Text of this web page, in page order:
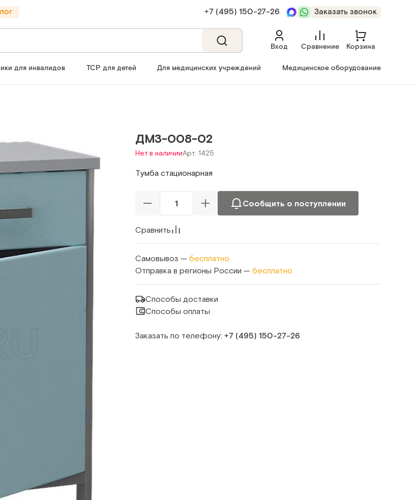
+7 (495) 150‑27‑26 Заказать звонок
Вход Сравнение Корзина
для инвалидов ТСР для детей Для медицинских учреждений Медицинское оборудование
ДМ3-008-02
Нет в наличииАрт. 1425
Тумба стационарная
Сообщить о поступлении
Сравнить
Самовывоз — бесплатно
Отправка в регионы России — бесплатно
Способы доставки
Способы оплаты
Заказать по телефону: +7 (495) 150‑27‑26